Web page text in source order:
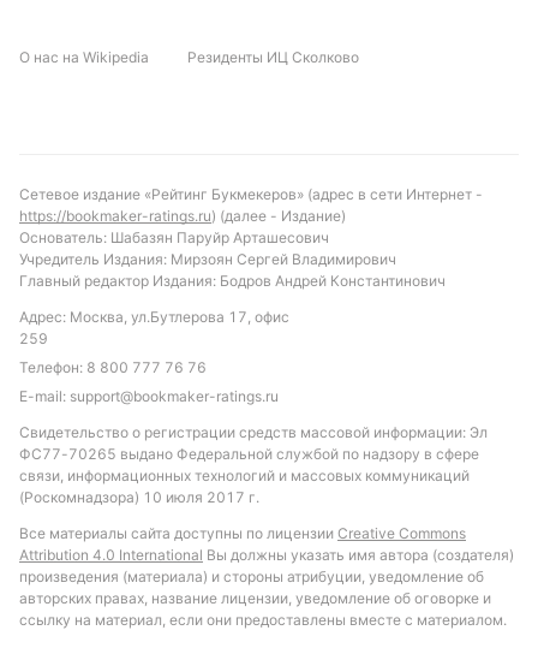
О нас на Wikipedia Резиденты ИЦ Сколково
Сетевое издание «Рейтинг Букмекеров» (адрес в сети Интернет -
https://bookmaker-ratings.ru) (далее - Издание)
Основатель: Шабазян Паруйр Арташесович
Учредитель Издания: Мирзоян Сергей Владимирович
Главный редактор Издания: Бодров Андрей Константинович
Адрес: Москва, ул.Бутлерова 17, офис
259
Телефон: 8 800 777 76 76
E-mail: support@bookmaker-ratings.ru
Свидетельство о регистрации средств массовой информации: Эл
ФС77-70265 выдано Федеральной службой по надзору в сфере
связи, информационных технологий и массовых коммуникаций
(Роскомнадзора) 10 июля 2017 г.
Все материалы сайта доступны по лицензии Creative Commons
Attribution 4.0 International Вы должны указать имя автора (создателя)
произведения (материала) и стороны атрибуции, уведомление об
авторских правах, название лицензии, уведомление об оговорке и
ссылку на материал, если они предоставлены вместе с материалом.